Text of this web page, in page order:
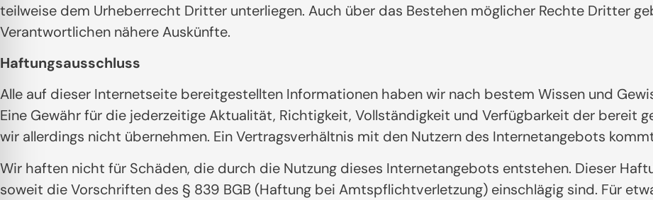
teilweise dem Urheberrecht Dritter unterliegen. Auch über das Bestehen möglicher Rechte Dritter
Verantwortlichen nähere Auskünfte.
Haftungsausschluss
Alle auf dieser Internetseite bereitgestellten Informationen haben wir nach bestem Wissen und
Eine Gewähr für die jederzeitige Aktualität, Richtigkeit, Vollständigkeit und Verfügbarkeit der bereit
wir allerdings nicht übernehmen. Ein Vertragsverhältnis mit den Nutzern des Internetangebots
Wir haften nicht für Schäden, die durch die Nutzung dieses Internetangebots entstehen. Dieser
soweit die Vorschriften des § 839 BGB (Haftung bei Amtspflichtverletzung) einschlägig sind. Für